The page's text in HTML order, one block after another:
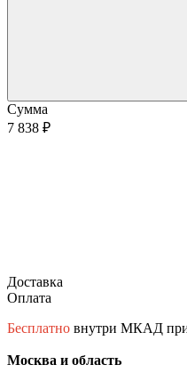
Сумма
7 838 ₽
Доставка
Оплата
Бесплатно внутри МКАД при
Москва и область